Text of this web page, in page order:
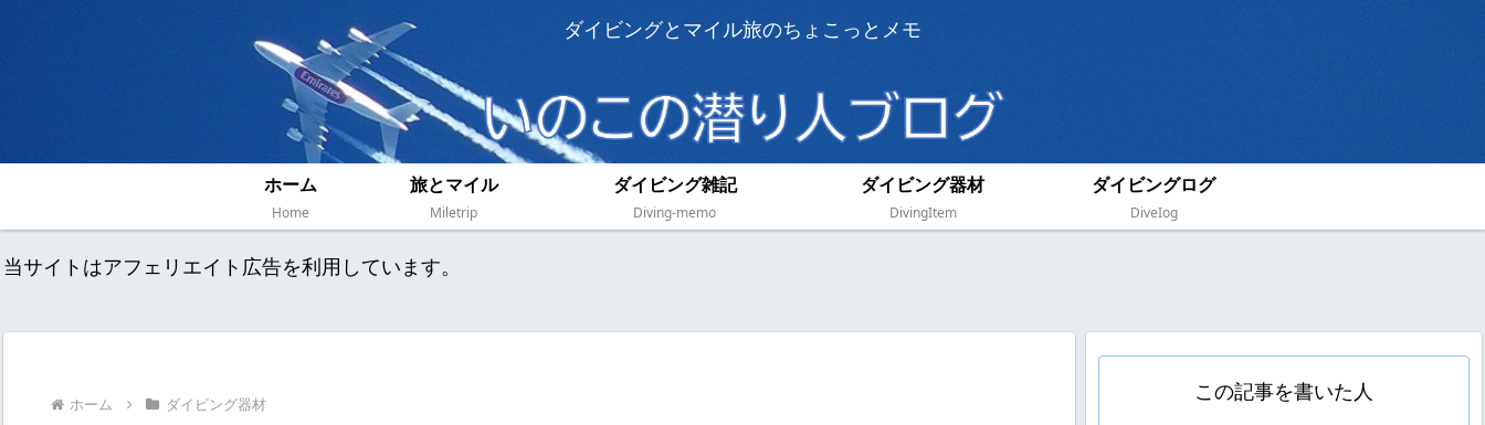
ダイビングとマイル旅のちょこっとメモ
ホーム
Home
旅とマイル
Miletrip
ダイビング雑記
Diving-memo
ダイビング器材
DivingItem
ダイビングログ
DiveIog
当サイトはアフェリエイト広告を利用しています。
ホーム ダイビング器材
この記事を書いた人